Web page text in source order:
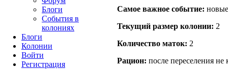
Самое важное событие:
Текущий размер кoлонии: 2
Количество маток: 2
Рацион: после переселения не
Блоги
События в
колониях
Блоги
Колонии
Войти
Peгиcтpaция